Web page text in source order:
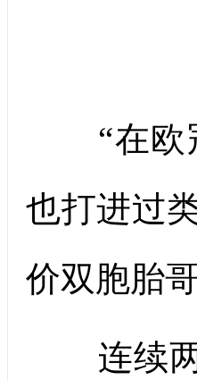
“在欧冠
也打进过
价双胞胎
连续两